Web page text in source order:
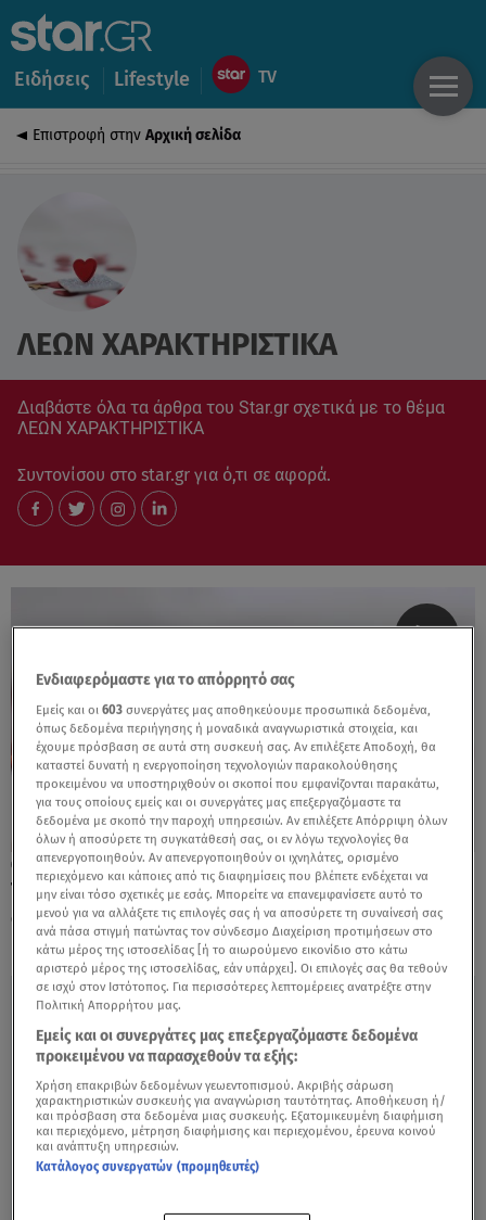
Ειδήσεις Lifestyle
Επιστροφή στην Αρχική σελίδα
ΛΕΩΝ ΧΑΡΑΚΤΗΡΙΣΤΙΚΑ
Διαβάστε όλα τα άρθρα του Star.gr σχετικά με το θέμα
ΛΕΩΝ ΧΑΡΑΚΤΗΡΙΣΤΙΚΑ
Συντονίσου στο star.gr για ό,τι σε αφορά.
12.01.24, 13:37
Τα 3 ζώδια που θα έχουν το 2024 εξελίξεις
στα ερωτικά τους
Ενδιαφερόμαστε για το απόρρητό σας
Εμείς και οι603 συνεργάτες μας αποθηκεύουμε προσωπικά δεδομένα,
όπως δεδομένα περιήγησης ή μοναδικά αναγνωριστικά στοιχεία, και
έχουμε πρόσβαση σε αυτά στη συσκευή σας. Αν επιλέξετε Αποδοχή, θα
καταστεί δυνατή η ενεργοποίηση τεχνολογιών παρακολούθησης
προκειμένου να υποστηριχθούν οι σκοποί που εμφανίζονται παρακάτω,
για τους οποίους εμείς και οι συνεργάτες μας επεξεργαζόμαστε τα
δεδομένα με σκοπό την παροχή υπηρεσιών. Αν επιλέξετε Απόρριψη όλων
όλων ή αποσύρετε τη συγκατάθεσή σας, οι εν λόγω τεχνολογίες θα
απενεργοποιηθούν. Αν απενεργοποιηθούν οι ιχνηλάτες, ορισμένο
περιεχόμενο και κάποιες από τις διαφημίσεις που βλέπετε ενδέχεται να
μην είναι τόσο σχετικές με εσάς. Μπορείτε να επανεμφανίσετε αυτό το
μενού για να αλλάξετε τις επιλογές σας ή να αποσύρετε τη συναίνεσή σας
ανά πάσα στιγμή πατώντας τον σύνδεσμο Διαχείριση προτιμήσεων στο
κάτω μέρος της ιστοσελίδας [ή το αιωρούμενο εικονίδιο στο κάτω
αριστερό μέρος της ιστοσελίδας, εάν υπάρχει]. Οι επιλογές σας θα τεθούν
σε ισχύ στον Ιστότοπος. Για περισσότερες λεπτομέρειες ανατρέξτε στην
Πολιτική Απορρήτου μας.
Εμείς και οι συνεργάτες μας επεξεργαζόμαστε δεδομένα
προκειμένου να παρασχεθούν τα εξής:
Χρήση επακριβών δεδομένων γεωεντοπισμού. Ακριβής σάρωση
χαρακτηριστικών συσκευής για αναγνώριση ταυτότητας. Αποθήκευση ή/
και πρόσβαση στα δεδομένα μιας συσκευής. Εξατομικευμένη διαφήμιση
και περιεχόμενο, μέτρηση διαφήμισης και περιεχομένου, έρευνα κοινού
και ανάπτυξη υπηρεσιών.
Κατάλογος συνεργατών (προμηθευτές)